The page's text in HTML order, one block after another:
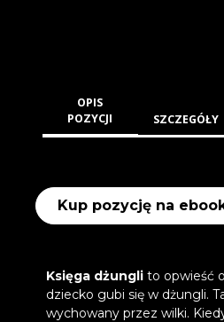
OPIS
POZYCJI
SZCZEGÓŁY
Kup pozycję na
Księga dżungli to opwieść
dziecko gubi się w dżungli.
wychowany przez wilki.